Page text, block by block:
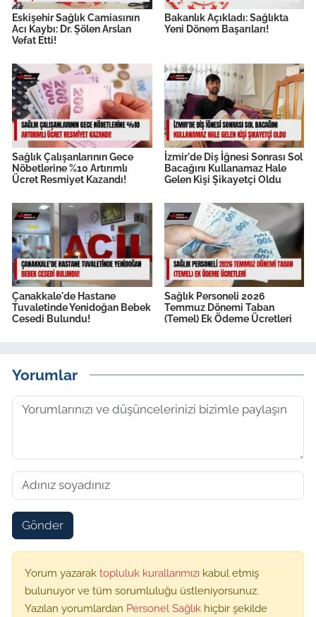
Eskişehir Sağlık Camiasının
Acı Kaybı: Dr. Şölen Arslan
Vefat Etti!
Bakanlık Açıkladı: Sağlıkta
Yeni Dönem Başarıları!
Sağlık Çalışanlarının Gece
Nöbetlerine %10 Artırımlı
Ücret Resmiyet Kazandı!
İzmir'de Diş İğnesi Sonrası Sol
Bacağını Kullanamaz Hale
Gelen Kişi Şikayetçi Oldu
Çanakkale'de Hastane
Tuvaletinde Yenidoğan Bebek
Cesedi Bulundu!
Sağlık Personeli 2026
Temmuz Dönemi Taban
(Temel) Ek Ödeme Ücretleri
Yorumlar
Gönder
Yorum yazarak topluluk kurallarımızı kabul etmiş
bulunuyor ve tüm sorumluluğu üstleniyorsunuz.
Yazılan yorumlardan Personel Sağlık hiçbir şekilde